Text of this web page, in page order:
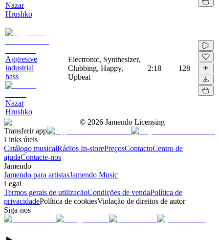
Nazar
Hrushko
Aggresive
industrial
bass
Nazar
Hrushko
Electronic, Synthesizer,
Clubbing, Happy,
Upbeat
2:18 128
© 2026 Jamendo Licensing
Transferir app
Links úteis
Catálogo musicalRádios In-storePreçosContactoCentro de
ajudaContacte-nos
Jamendo
Jamendo para artistasJamendo Music
Legal
Termos gerais de utilizaçãoCondições de vendaPolítica de
privacidadePolítica de cookiesViolação de direitos de autor
Siga-nos